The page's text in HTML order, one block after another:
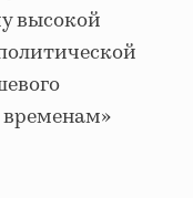
высокой